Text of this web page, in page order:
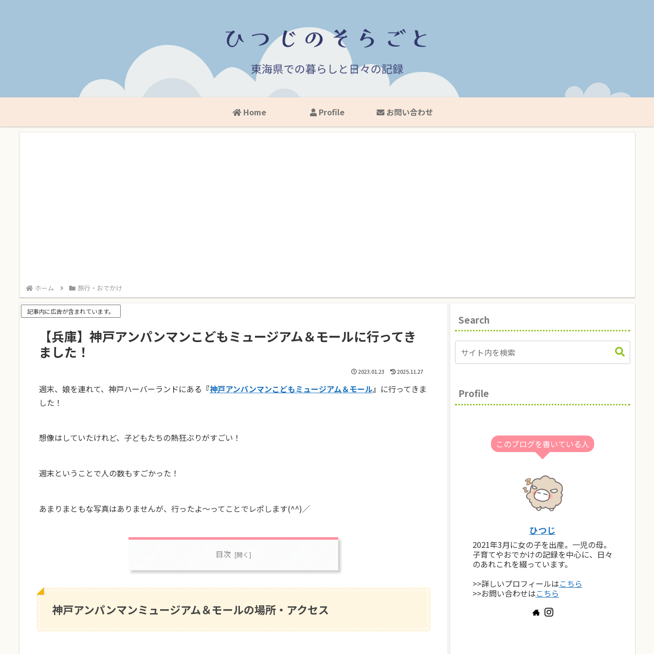
Home Profile お問い合わせ
ホーム 旅行・おでかけ
記事内に広告が含まれています。
【兵庫】神戸アンパンマンこどもミュージアム＆モールに行ってき
ました！
2023.01.23 2025.11.27
週末、娘を連れて、神戸ハーバーランドにある 『神戸アンパンマンこどもミュージアム＆モール』 に行ってきま
した！
想像はしていたけれど、子どもたちの熱狂ぶりがすごい！
週末ということで人の数もすごかった！
あまりまともな写真はありませんが、行ったよ〜ってことでレポします(^^)／
目次
神戸アンパンマンミュージアム＆モールの場所・アクセス
Search
Profile
このブログを書いている人
ひつじ
2021年3月に女の子を出産。一児の母。
子育てやおでかけの記録を中心に、日々
のあれこれを綴っています。
>>詳しいプロフィールはこちら
>>お問い合わせはこちら